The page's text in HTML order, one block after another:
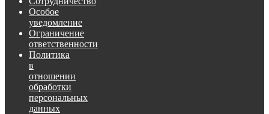
Особое
уведомление
Ограничение
ответственности
Политика
в
отношении
обработки
персональных
данных